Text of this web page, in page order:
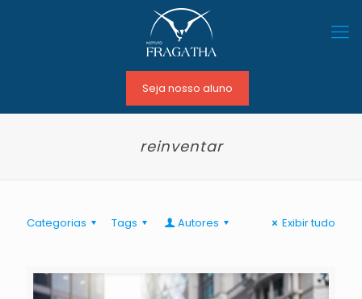
Seja nosso aluno
reinventar
Categorias Tags Autores Exibir tudo